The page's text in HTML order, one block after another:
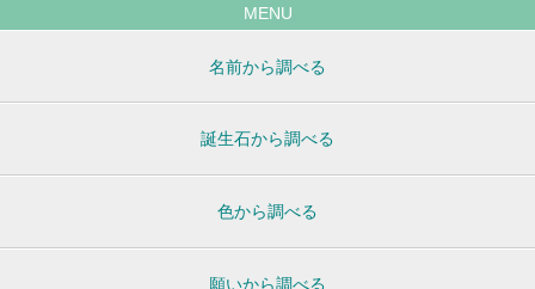
MENU
名前から調べる
誕生石から調べる
色から調べる
願いから調べる